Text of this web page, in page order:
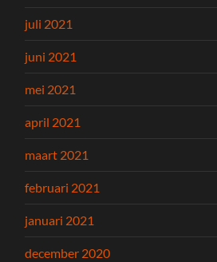
juli 2021
juni 2021
mei 2021
april 2021
maart 2021
februari 2021
januari 2021
december 2020